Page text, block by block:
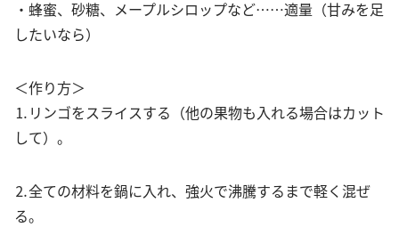
・蜂蜜、砂糖、メープルシロップなど……適量（甘みを足
したいなら）
＜作り方＞
⒈リンゴをスライスする（他の果物も入れる場合はカット
して）。
⒉全ての材料を鍋に入れ、強火で沸騰するまで軽く混ぜ
る。